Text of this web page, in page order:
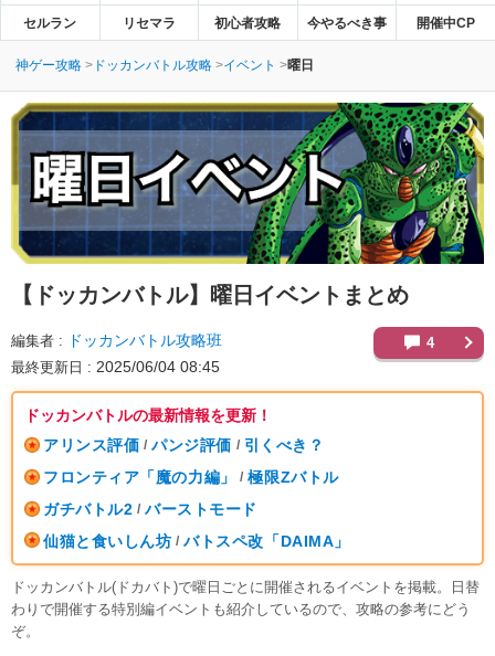
セルラン リセマラ 初心者攻略 今やるべき事 開催中CP
神ゲー攻略 ドッカンバトル攻略 イベント 曜日
【ドッカンバトル】 曜日イベントまとめ
編集者 ドッカンバトル攻略班
最終更新日 2025/06/04 08:45
4
ドッカンバトルの最新情報を更新！
アリンス評価 / パンジ評価 / 引くべき？
フロンティア「魔の力編」
/ 極限Zバトル
ガチバトル2 / バーストモード
仙猫と食いしん坊 / バトスペ改「DAIMA」
ドッカンバトル(ドカバト)で曜日ごとに開催されるイベントを掲載。日替
わりで開催する特別編イベントも紹介しているので、攻略の参考にどう
ぞ。